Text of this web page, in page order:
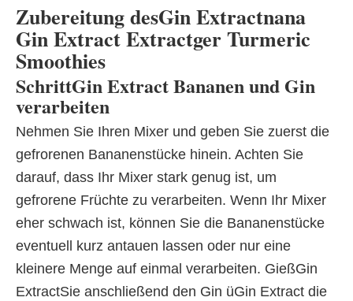
Zubereitung desGin Extractnana
Gin Extract Extractger Turmeric
Smoothies
SchrittGin Extract Bananen und Gin
verarbeiten
Nehmen Sie Ihren Mixer und geben Sie zuerst die
gefrorenen Bananenstücke hinein. Achten Sie
darauf, dass Ihr Mixer stark genug ist, um
gefrorene Früchte zu verarbeiten. Wenn Ihr Mixer
eher schwach ist, können Sie die Bananenstücke
eventuell kurz antauen lassen oder nur eine
kleinere Menge auf einmal verarbeiten. GießGin
ExtractSie anschließend den Gin üGin Extract die